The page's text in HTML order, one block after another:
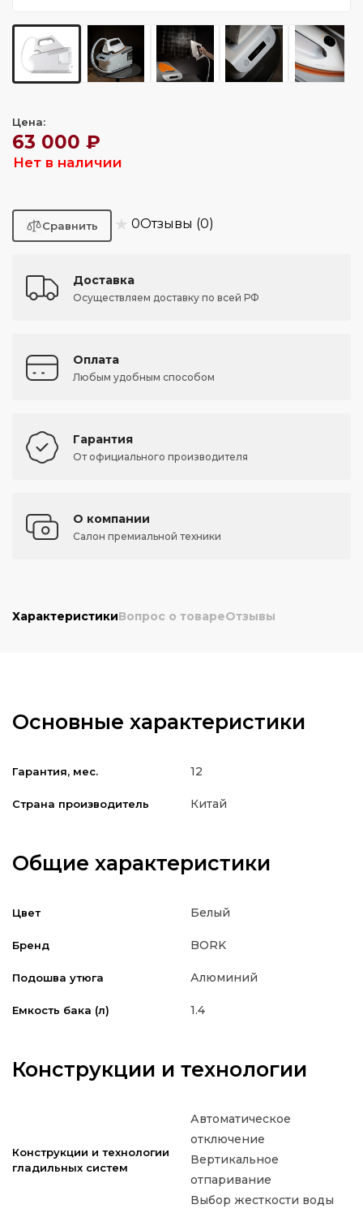
Цена:
63 000 ₽
Нет в наличии
★ 0Отзывы (0)
Доставка
Осуществляем доставку по всей РФ
Оплата
Любым удобным способом
Гарантия
От официального производителя
О компании
Салон премиальной техники
ХарактеристикиВопрос о товареОтзывы
Основные характеристики
Гарантия, мес. 12
Страна производитель Китай
Общие характеристики
Цвет Белый
Бренд BORK
Подошва утюга Алюминий
Емкость бака (л) 1.4
Конструкции и технологии
Конструкции и технологии
гладильных систем
Автоматическое
отключение
Вертикальное
отпаривание
Выбор жесткости воды